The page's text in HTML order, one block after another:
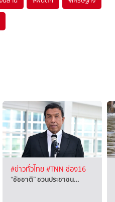
#ข่าวทั่วไทย#TNN ช่อง16
“ชัชชาติ” ชวนประชาชน…